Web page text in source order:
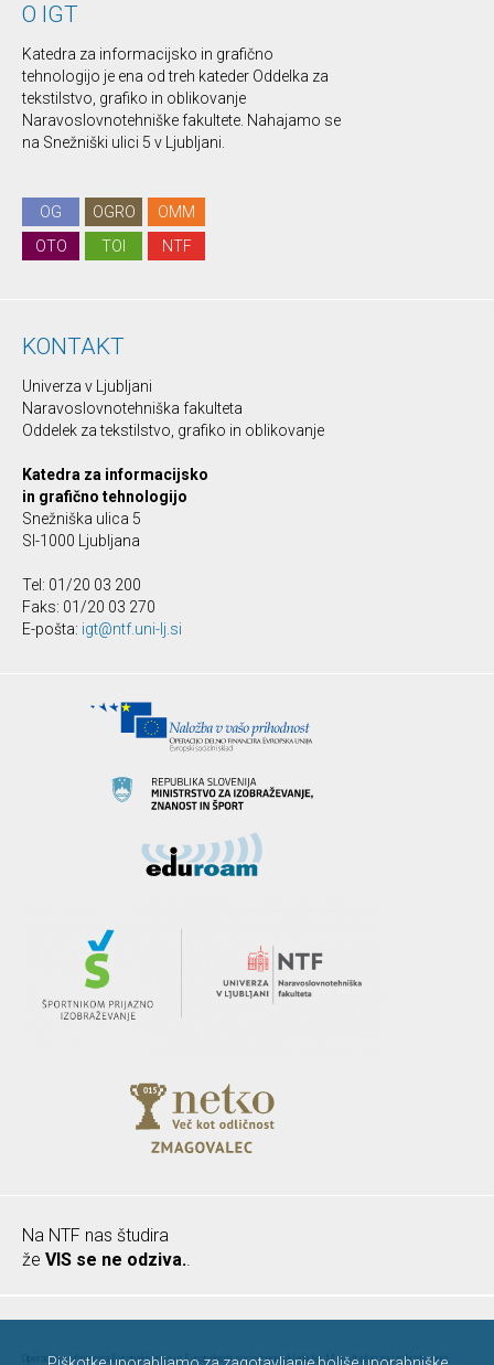
O IGT
Katedra za informacijsko in grafično
tehnologijo je ena od treh kateder Oddelka za
tekstilstvo, grafiko in oblikovanje
Naravoslovnotehniške fakultete. Nahajamo se
na Snežniški ulici 5 v Ljubljani.
OG OGRO
OMM
OTO
TOI NTF
KONTAKT
Univerza v Ljubljani
Naravoslovnotehniška fakulteta
Oddelek za tekstilstvo, grafiko in oblikovanje
Katedra za informacijsko
in grafično tehnologijo
Snežniška ulica 5
SI-1000 Ljubljana
Tel: 01/20 03 200
Faks: 01/20 03 270
E-pošta: igt@ntf.uni-lj.si
Na NTF nas študira
že VIS se ne odziva.
Operacijo sofinancira Evropska unija iz Evropskega socialnega sklada ter Ministrstvo za izobraževanje,